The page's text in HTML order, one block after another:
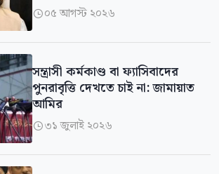
০৫ আগস্ট ২০২৬
সন্ত্রাসী কর্মকাণ্ড বা ফ্যাসিবাদের
পুনরাবৃত্তি দেখতে চাই না: জামায়াত
আমির
৩১ জুলাই ২০২৬